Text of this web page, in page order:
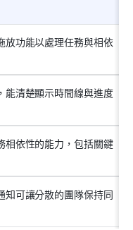
放功能以處理任務與相依
能清楚顯示時間線與進度
相依性的能力，包括關鍵
知可讓分散的團隊保持同